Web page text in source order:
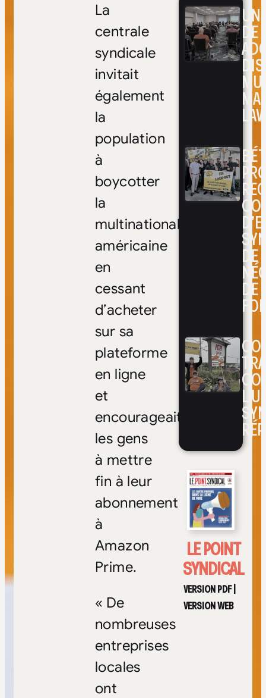
DE
DE
DE
FOI
LE POINT
SYNDICAL
VERSION PDF|
VERSION WEB
La
centrale
syndicale
invitait
également
la
population
à
boycotter
la
multinationale
américaine
en
cessant
d’acheter
sur sa
plateforme
en ligne
et
encourageait
les gens
à mettre
fin à leur
abonnement
à
Amazon
Prime.
« De
nombreuses
entreprises
locales
ont